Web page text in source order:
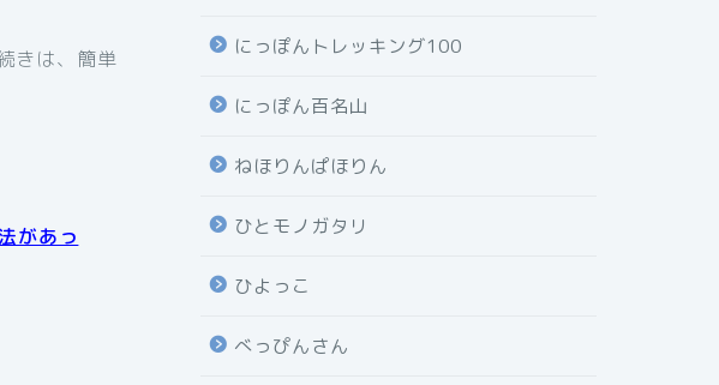
きは、簡単
があっ
にっぽんトレッキング100
にっぽん百名山
ねほりんぱほりん
ひとモノガタリ
ひよっこ
べっぴんさん